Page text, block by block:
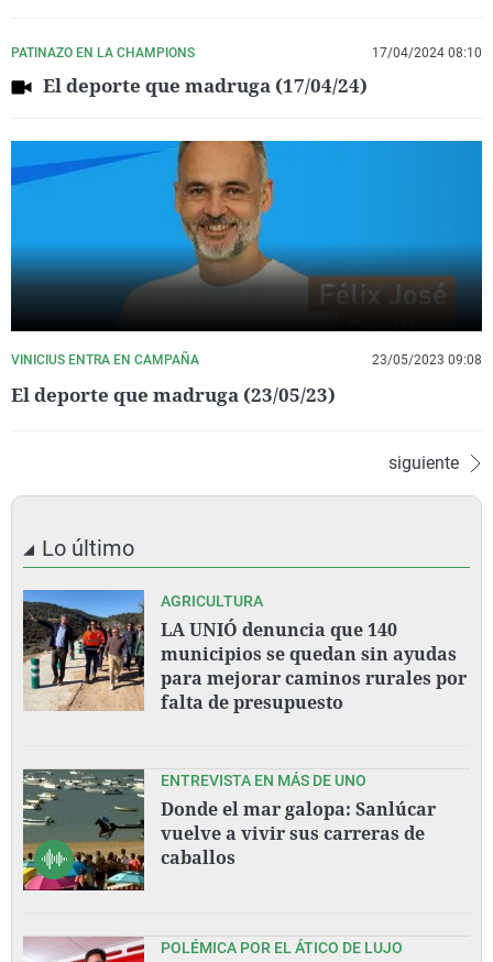
PATINAZO EN LA CHAMPIONS 17/04/2024 08:10
El deporte que madruga (17/04/24)
VINICIUS ENTRA EN CAMPAÑA 23/05/2023 09:08
El deporte que madruga (23/05/23)
siguiente
Lo último
AGRICULTURA
LA UNIÓ denuncia que 140
municipios se quedan sin ayudas
para mejorar caminos rurales por
falta de presupuesto
ENTREVISTA EN MÁS DE UNO
Donde el mar galopa: Sanlúcar
vuelve a vivir sus carreras de
caballos
POLÉMICA POR EL ÁTICO DE LUJO